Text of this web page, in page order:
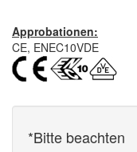
Approbationen:
CE, ENEC10VDE
*Bitte beachten